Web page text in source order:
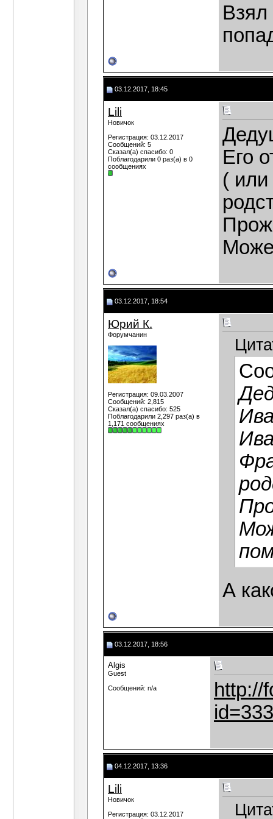
Взял
03.12.2017, 18:45
Lili
Новичок
Регистрация: 03.12.2017
Сообщений: 5
Сказал(а) спасибо: 0
Поблагодарили 0 раз(а) в 0
сообщениях
Его
(
03.12.2017, 18:54
Юрий К.
Форумчанин
Регистрация: 09.03.2007
Сообщений: 2,815
Сказал(а) спасибо: 525
Поблагодарили 2,297 раз(а) в
1,171 сообщениях
А
03.12.2017, 18:56
Algis
Guest
Сообщений: n/a
http://
04.12.2017, 13:36
Lili
Новичок
Регистрация: 03.12.2017